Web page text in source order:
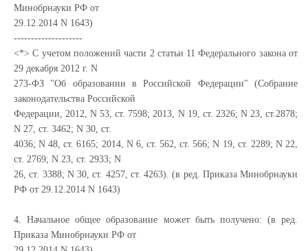
Минобрнауки РФ от
29.12.2014 N 1643)
--------------------
<*> С учетом положений части 2 статьи 11 Федерального закона от
29 декабря 2012 г. N
273-ФЗ "Об образовании в Российской Федерации" (Собрание
законодательства Российской
Федерации, 2012, N 53, ст. 7598; 2013, N 19, ст. 2326; N 23, ст.2878;
N 27, ст. 3462; N 30, ст.
4036; N 48, ст. 6165; 2014, N 6, ст. 562, ст. 566; N 19, ст. 2289; N 22,
ст. 2769; N 23, ст. 2933; N
26, ст. 3388; N 30, ст. 4257, ст. 4263). (в ред. Приказа Минобрнауки
РФ от 29.12.2014 N 1643)
4. Начальное общее образование может быть получено: (в ред.
Приказа Минобрнауки РФ от